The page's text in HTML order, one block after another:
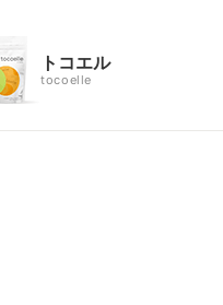
トコエル
tocoelle